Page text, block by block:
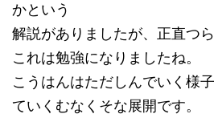
かという
解説がありましたが、正直つ
これは勉強になりましたね。
こうはんはただしんでいく様
ていくむなくそな展開です。